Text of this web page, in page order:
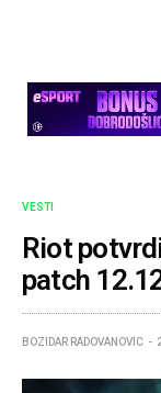
VESTI
Riot
patch
BOZIDAR RADOVANOVIC